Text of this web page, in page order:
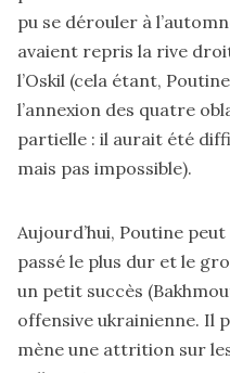
pu se dérouler à
avaient repris la rive
l’Oskil (cela étant,
l’annexion des quatre
partielle : il aurait été
mais pas impossible).
Aujourd’hui, Poutine
passé le plus dur et le
un petit succès
offensive ukrainienne. Il
mène une attrition sur